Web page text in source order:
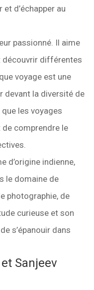
d’échapper au
passionné. Il aime
découvrir différentes
voyage est une
devant la diversité de
les voyages
comprendre le
d’origine indienne,
le domaine de
photographie, de
curieuse et son
s’épanouir dans
Sanjeev